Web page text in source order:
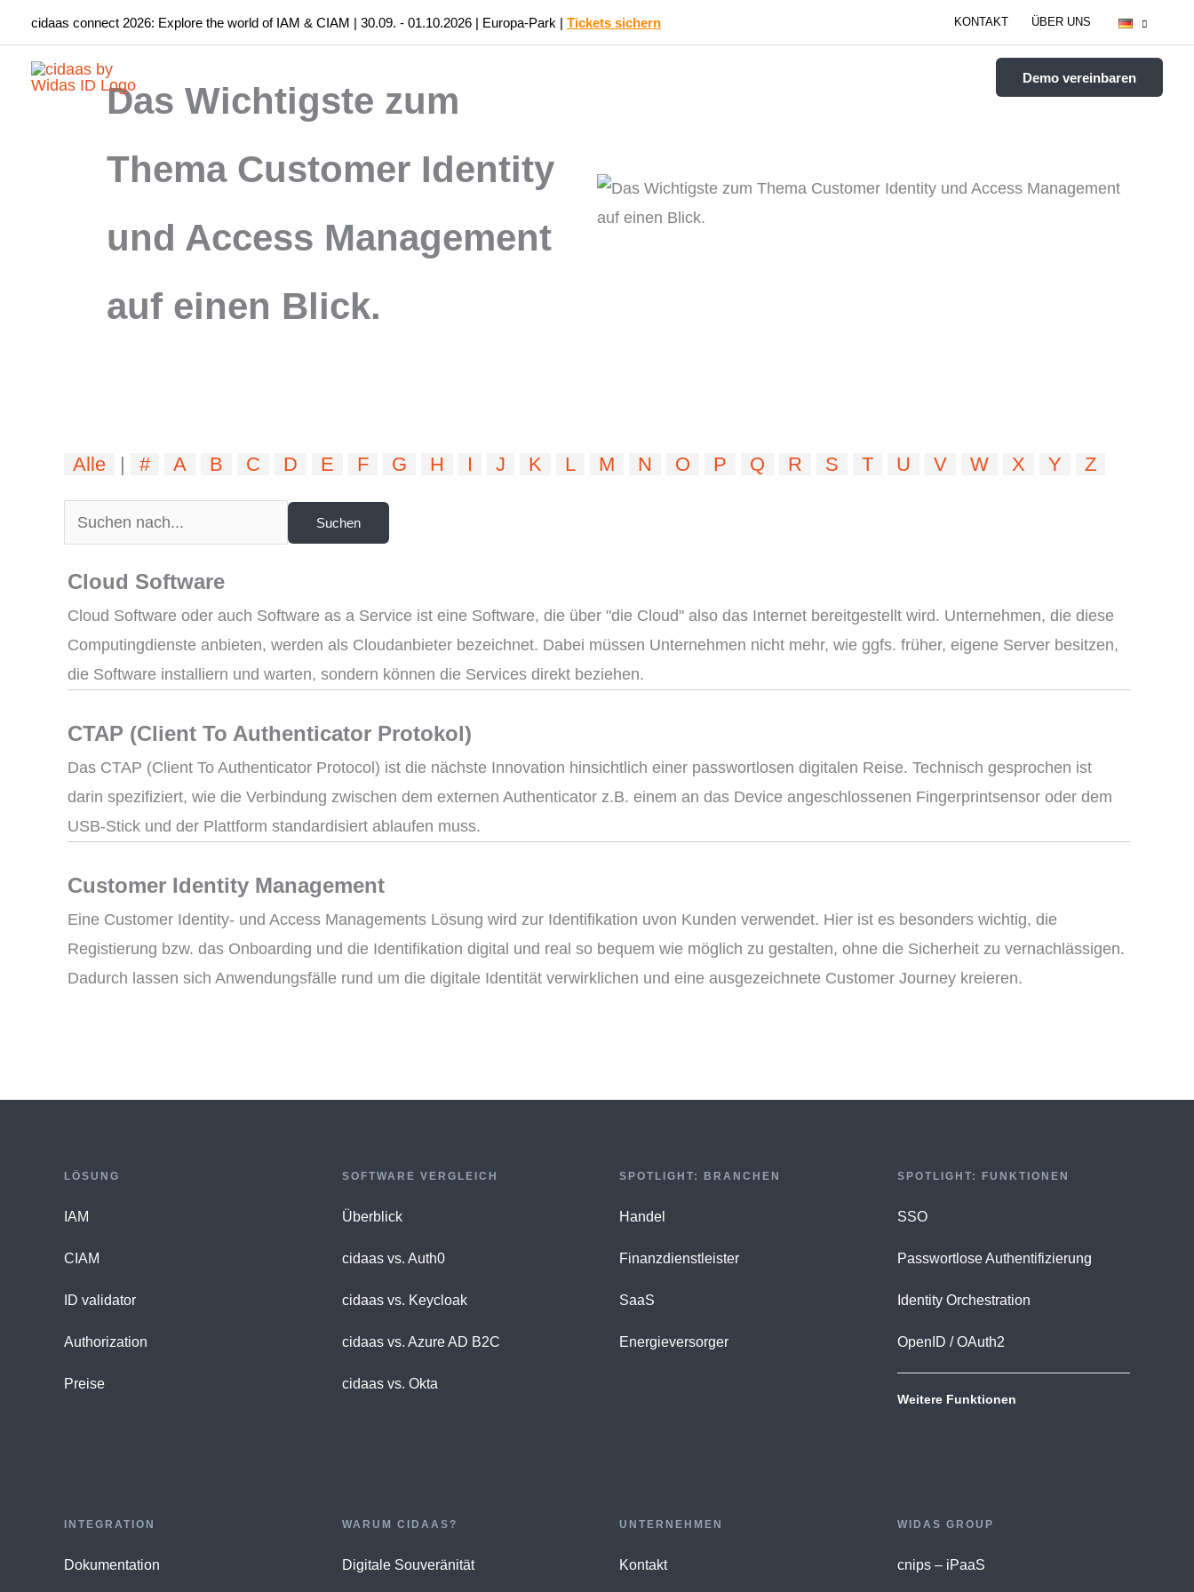
Inhalt
springen
cidaas connect 2026: Explore the world of IAM & CIAM | 30.09. - 01.10.2026 | Europa-Park | Tickets sichern KONTAKT ÜBER UNS
Demo vereinbaren
Das Wichtigste zum
Thema Customer Identity
und Access Management
auf einen Blick.
Alle | # A B C D E F G H I J K L M N O P Q R S T U V W X Y Z
Cloud Software
Cloud Software oder auch Software as a Service ist eine Software, die über "die Cloud" also das Internet bereitgestellt wird. Unternehmen, die diese
Computingdienste anbieten, werden als Cloudanbieter bezeichnet. Dabei müssen Unternehmen nicht mehr, wie ggfs. früher, eigene Server besitzen,
die Software installiern und warten, sondern können die Services direkt beziehen.
CTAP (Client To Authenticator Protokol)
Das CTAP (Client To Authenticator Protocol) ist die nächste Innovation hinsichtlich einer passwortlosen digitalen Reise. Technisch gesprochen ist
darin spezifiziert, wie die Verbindung zwischen dem externen Authenticator z.B. einem an das Device angeschlossenen Fingerprintsensor oder dem
USB-Stick und der Plattform standardisiert ablaufen muss.
Customer Identity Management
Eine Customer Identity- und Access Managements Lösung wird zur Identifikation uvon Kunden verwendet. Hier ist es besonders wichtig, die
Registierung bzw. das Onboarding und die Identifikation digital und real so bequem wie möglich zu gestalten, ohne die Sicherheit zu vernachlässigen.
Dadurch lassen sich Anwendungsfälle rund um die digitale Identität verwirklichen und eine ausgezeichnete Customer Journey kreieren.
LÖSUNG
IAM
CIAM
ID validator
Authorization
Preise
SOFTWARE VERGLEICH
Überblick
cidaas vs. Auth0
cidaas vs. Keycloak
cidaas vs. Azure AD B2C
cidaas vs. Okta
SPOTLIGHT: BRANCHEN
Handel
Finanzdienstleister
SaaS
Energieversorger
SPOTLIGHT: FUNKTIONEN
SSO
Passwortlose Authentifizierung
Identity Orchestration
OpenID / OAuth2
Weitere Funktionen
INTEGRATION
Dokumentation
WARUM CIDAAS?
Digitale Souveränität
UNTERNEHMEN
Kontakt
WIDAS GROUP
cnips – iPaaS